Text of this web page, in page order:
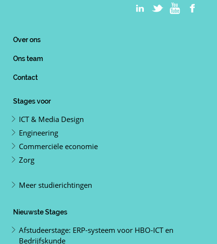
Over ons
Ons team
Contact
Stages voor
ICT & Media Design
Engineering
Commerciële economie
Zorg
Meer studierichtingen
Nieuwste Stages
Afstudeerstage: ERP-systeem voor HBO-ICT en
Bedrijfskunde